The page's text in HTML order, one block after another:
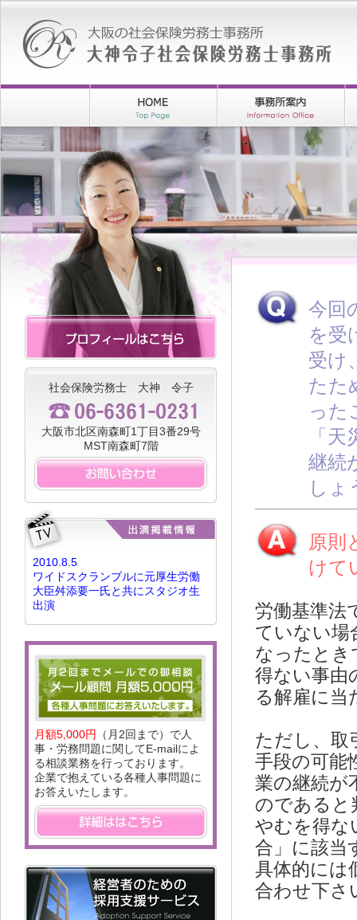
社会保険労務士 大神 令子
大阪市北区南森町1丁目3番29号
MST南森町7階
2010.8.5
ワイドスクランブルに元厚生労働
大臣舛添要一氏と共にスタジオ生
出演
月額5,000円
（月2回まで）で人
事・労務問題に関してE-mailによ
る相談業務を行っております。
企業で抱えている各種人事問題に
お答えいたします。
今回
を受
受け
たた
った
「
継続
しょ
原則
けて
労働基準法
ていない場
なったとき
得ない事由
る解雇に当
ただし、取
手段の可能
業の継続が
のであると
やむを得な
合」に該当
具体的には
合わせ下さ